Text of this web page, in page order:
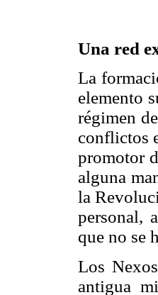
Una red
La
elemento
régimen
conflictos
promotor
alguna
la
personal,
que no se
Los
antigua